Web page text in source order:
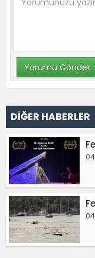
DİĞER HABERLER